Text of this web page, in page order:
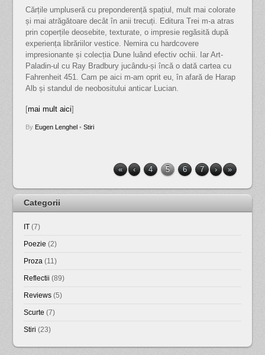
Cărțile umpluseră cu preponderență spațiul, mult mai colorate
și mai atrăgătoare decât în anii trecuți. Editura Trei m-a atras
prin coperțile deosebite, texturate, o impresie regăsită după
experiența librăriilor vestice. Nemira cu hardcovere
impresionante și colecția Dune luând efectiv ochii. Iar Art-
Paladin-ul cu Ray Bradbury jucându-și încă o dată cartea cu
Fahrenheit 451. Cam pe aici m-am oprit eu, în afară de Harap
Alb și standul de neobositului anticar Lucian.
[mai mult aici]
By Eugen Lenghel• Stiri
« ‹ 4 5 6 7 › »
Categorii
IT (7)
Poezie (2)
Proza (11)
Reflectii (89)
Reviews (5)
Scurte (7)
Stiri (23)